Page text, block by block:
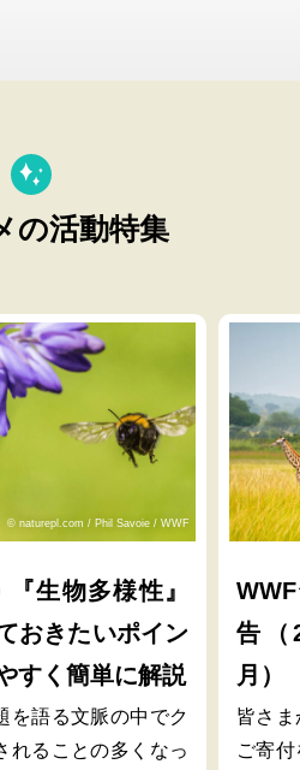
の活動特集
© naturepl.com / Phil Savoie / WWF
生物多様性』
おきたいポイン
すく簡単に解説
を語る文脈の中でク
れることの多くなっ
告（
月）
皆さ
ご寄